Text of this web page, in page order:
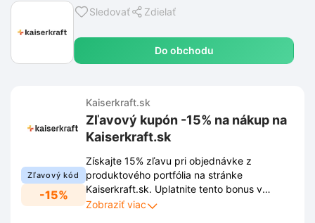
Sledovať Zdielať
Do obchodu
Zľavový kód
-15%
Kaiserkraft.sk
Zľavový kupón -15% na nákup na
Kaiserkraft.sk
Získajte 15% zľavu pri objednávke z
produktového portfólia na stránke
Kaiserkraft.sk. Uplatnite tento bonus v
košíku a ušetrite pri nákupe kvalitného
Zobraziť viac